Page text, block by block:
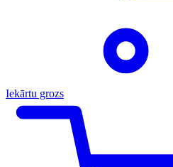
Iekārtu grozs